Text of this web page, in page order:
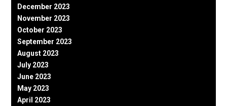
December 2023
November 2023
October 2023
September 2023
August 2023
July 2023
June 2023
May 2023
April 2023